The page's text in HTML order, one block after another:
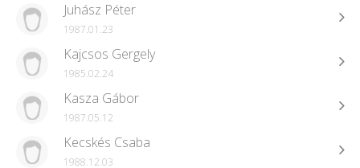
Juhász Péter
1987.01.23
Kajcsos Gergely
1985.02.24
Kasza Gábor
1987.05.12
Kecskés Csaba
1988.12.03